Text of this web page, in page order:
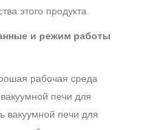
этого продукта.
и режим работы
рабочая среда
печи для
вакуумной печи для